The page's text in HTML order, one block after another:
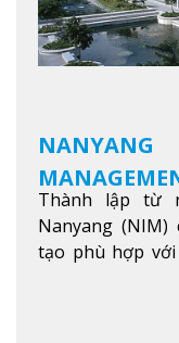
Thành lập từ
Nanyang
tạo phù hợp